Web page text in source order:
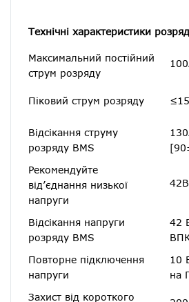
Технічні характеристики
Максимальний постійний
струм розряду
Піковий струм розряду
Відсікання струму
розряду BMS
Рекомендуйте
від’єднання низької
напруги
42В
Відсікання напруги
розряду BMS
42
Повторне підключення
напруги
10
на
Захист від короткого